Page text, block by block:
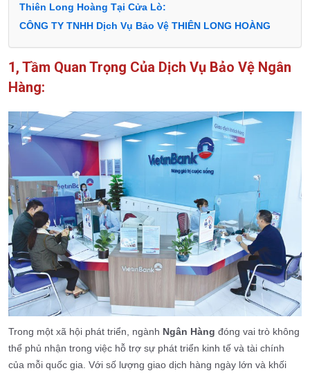
Thiên Long Hoàng Tại Cửa Lò:
CÔNG TY TNHH Dịch Vụ Bảo Vệ THIÊN LONG HOÀNG
1, Tầm Quan Trọng Của Dịch Vụ Bảo Vệ Ngân
Hàng:
Trong một xã hội phát triển, ngành Ngân Hàng đóng vai trò không
thể phủ nhận trong việc hỗ trợ sự phát triển kinh tế và tài chính
của mỗi quốc gia. Với số lượng giao dịch hàng ngày lớn và khối